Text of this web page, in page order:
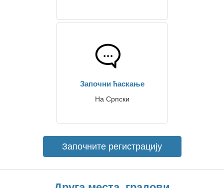
Започни ћаскање
На Српски
Започните регистрацију